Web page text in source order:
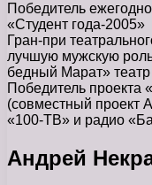
Победитель
«Студент года-2005»
Гран-при
лучшую мужскую
бедный Марат»
Победитель проекта
(совместный проект
«100-ТВ» и радио
Андрей